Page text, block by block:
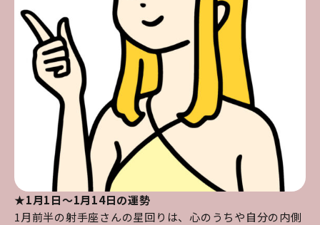
★1月1日～1月14日の運勢
1月前半の射手座さんの星回りは、心のうちや自分の内側